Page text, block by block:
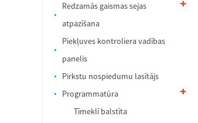
Redzamās gaismas sejas
atpazīšana
Piekļuves kontroliera vadības
panelis
Pirkstu nospiedumu lasītājs
Programmatūra
Tīmeklī balstīta